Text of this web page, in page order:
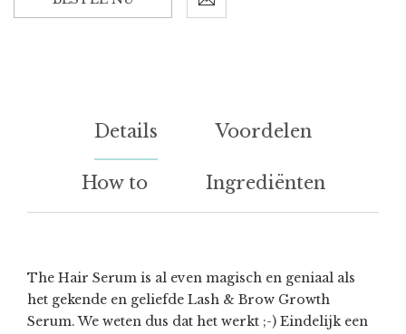
Details Voordelen
How to Ingrediënten
The Hair Serum is al even magisch en geniaal als
het gekende en geliefde Lash & Brow Growth
Serum. We weten dus dat het werkt ;-) Eindelijk een